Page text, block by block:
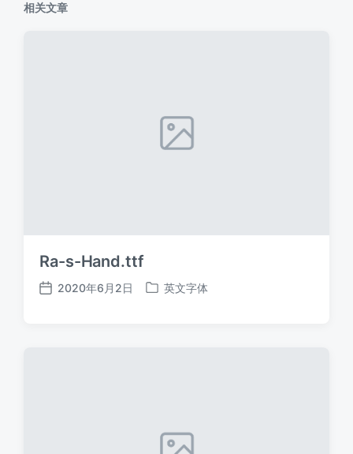
相关文章
Ra-s-Hand.ttf
发
2020年6月2日
发
英文字体